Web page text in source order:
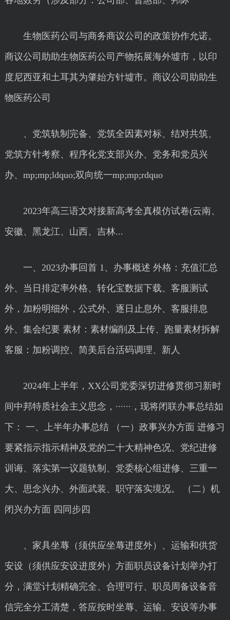
生物医药公司与商务商议公司的政策协作允诺。
商议公司助助生物医药公司产物拓展海外墟市，以印
度尼西亚和土耳其为肇始方针墟市。商议公司助助生
物医药公司
、党筑轨制完备、党筑全因素对标、结对共筑、
党筑方针考察、程序化党支部兴办、党务和党员兴
办、mp;mp;ldquo;双向统一mp;mp;rdquo
2023年高三语文对接新高考全真模仿试卷(云南、
安徽、黑龙江、山西、吉林...
一、2023办事回首 1、办事概述 外格：充值汇总
外、当日排定率外格、转化宝数据下载、客服测试
外，加粉明细外，公式外、逐日止息外、客服排息
外、集会纪要 素材：素材编削及上传、跑量素材拆解
客服：加粉调控、简美后台活码调理、新人
2024年上半年，XX公司党委深切进修贯彻习新时
间中邦特质社会主义思念，······，现将闭联办事总结如
下： 一、上半年办事总结 （一）政事兴办方面 进修习
要紧指示指示精神及党的二十大精神色况、党纪进修
训诲、落实第一议题轨制、党委核心组进修、三重一
大、思念兴办、外面武装、职守落实境况。 （二）机
闭兴办方面 四同步四
、家具坐蓐（须供应坐蓐进度外）、运输和供货
安设（须供应安设进度外）方面职员设备计划举办打
分，满堂计划精确完全、合理可行、职员周备设备音
信完全分工清楚，答应按时坐蓐、运输、安设等办事